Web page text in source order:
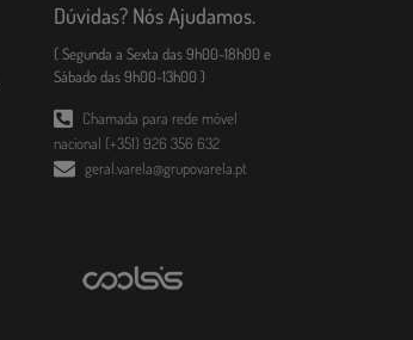
Dúvidas? Nós Ajudamos.
( Segunda a Sexta das 9h00-18h00 e
Sábado das 9h00-13h00 )
Chamada para rede móvel
nacional (+351) 926 356 632
geral.varela@grupovarela.pt